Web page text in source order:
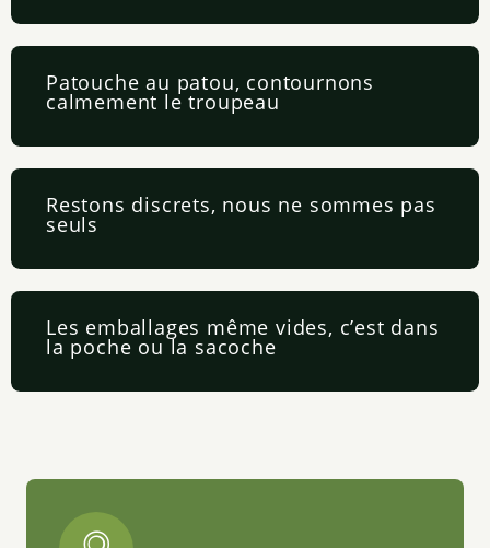
Patouche au patou, contournons
calmement le troupeau
Restons discrets, nous ne sommes pas
seuls
Les emballages même vides, c’est dans
la poche ou la sacoche